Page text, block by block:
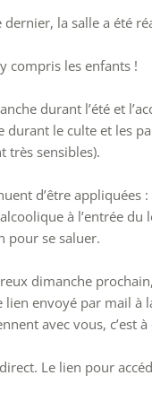
la salle a été
compris les enfants !
durant l’été et
le culte et les
très sensibles).
d’être
à l’entrée
pour se saluer.
dimanche
envoyé par mail à
avec vous,
Le lien pour